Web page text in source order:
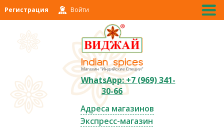
Регистрация Войти
WhatsApp: +7 (969) 341-
30-66
Адреса магазинов
Экспресс-магазин